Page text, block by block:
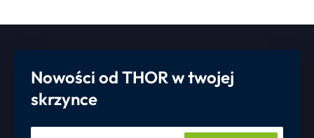
Nowości od THOR w twojej
skrzynce